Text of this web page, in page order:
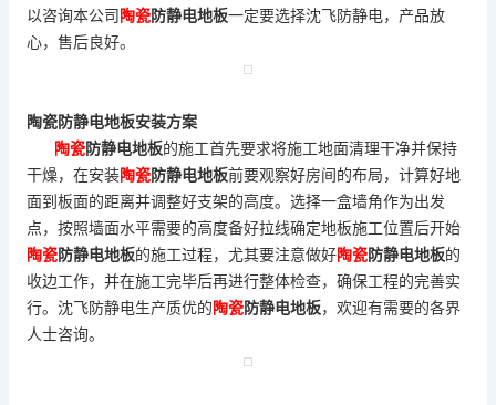
以咨询本公司 陶瓷防静电地板一定要选择沈飞防静电，产品放
心，售后良好。
陶瓷防静电地板安装方案
陶瓷防静电地板的施工首先要求将施工地面清理干净并保持
干燥，在安装陶瓷防静电地板前要观察好房间的布局，计算好地
面到板面的距离并调整好支架的高度。选择一盒墙角作为出发
点，按照墙面水平需要的高度备好拉线确定地板施工位置后开始
陶瓷防静电地板的施工过程，尤其要注意做好陶瓷防静电地板的
收边工作，并在施工完毕后再进行整体检查，确保工程的完善实
行。沈飞防静电生产质优的陶瓷防静电地板，欢迎有需要的各界
人士咨询。